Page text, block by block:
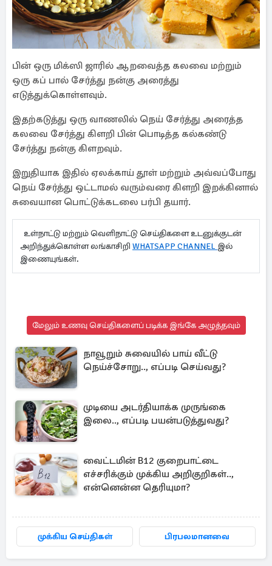
பின் ஒரு மிக்ஸி ஜாரில் ஆறவைத்த கலவை மற்றும்
ஒரு கப் பால் சேர்த்து நன்கு அரைத்து
எடுத்துக்கொள்ளவும்.
இதற்கடுத்து ஒரு வாணலில் நெய் சேர்த்து அரைத்த
கலவை சேர்த்து கிளறி பின் பொடித்த கல்கண்டு
சேர்த்து நன்கு கிளறவும்.
இறுதியாக இதில் ஏலக்காய் தூள் மற்றும் அவ்வப்போது
நெய் சேர்த்து ஒட்டாமல் வரும்வரை கிளறி இறக்கினால்
சுவையான பொட்டுக்கடலை பர்பி தயார்.
உள்நாட்டு மற்றும் வெளிநாட்டு செய்திகளை உடனுக்குடன்
அறிந்துக்கொள்ள லங்காசிறி WHATSAPP CHANNEL இல்
இணையுங்கள்.
மேலும் உணவு செய்திகளைப் படிக்க இங்கே அழுத்தவும்
நாவூறும் சுவையில் பாய் வீட்டு
நெய்ச்சோறு.., எப்படி செய்வது?
முடியை அடர்தியாக்க முருங்கை
இலை.., எப்படி பயன்படுத்துவது?
வைட்டமின் B12 குறைபாட்டை
எச்சரிக்கும் முக்கிய அறிகுறிகள்..,
என்னென்ன தெரியுமா?
முக்கிய செய்திகள் பிரபலமானவை